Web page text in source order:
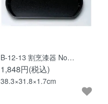
B-12-13 割烹漆器 No…
1,848円(税込)
38.3×31.8×1.7cm